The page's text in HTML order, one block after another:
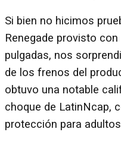
Si bien no hicimos
Renegade provisto
pulgadas, nos
de los frenos del
obtuvo una notable
choque de LatinNcap,
protección para